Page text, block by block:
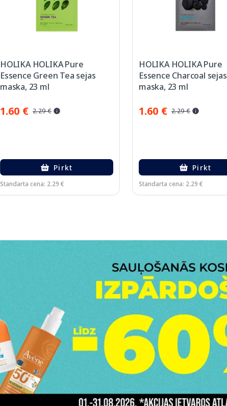
HOLIKA HOLIKA Pure
Essence Green Tea sejas
maska, 23 ml
1.60 € 2.29 €
Pirkt
Standarta cena: 2.29 €
HOLIKA HOLIKA Pure
Essence Charcoal sejas
maska, 23 ml
1.60 € 2.29 €
Pirkt
Standarta cena: 2.29 €